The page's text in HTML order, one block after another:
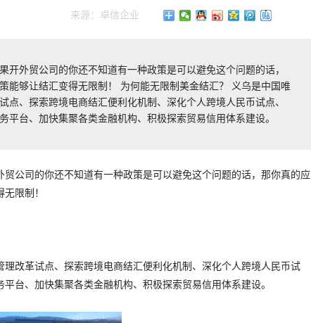
来源：卓信企业
外贸公司的你还不知道有一种政策是可以避免这个问题的话，
能够让结汇变得无限制！ 为何能无限制美金结汇？ 义乌是中国唯
、探索跨境电商结汇便利化机制、深化个人跨境人民币试点、
台、加快集聚各类金融机构、积极探索贸易信用体系建设。
公司的你还不知道有一种政策是可以避免这个问题的话，那你真的应
限制！
改革试点、探索跨境电商结汇便利化机制、深化个人跨境人民币试
台、加快集聚各类金融机构、积极探索贸易信用体系建设。